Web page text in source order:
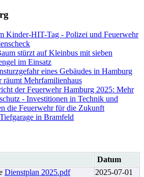
Kinder-HIT-Tag - Polizei und Feuerwehr
stürzt auf Kleinbus mit sieben
im Einsatz
eines Gebäudes in Hamburg
räumt Mehrfamilienhaus
der Feuerwehr Hamburg 2025: Mehr
- Investitionen in Technik und
die Feuerwehr für die Zukunft
in Bramfeld
Datum
Dienstplan 2025.pdf
2025-07-01